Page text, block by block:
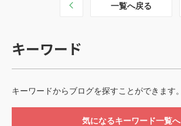
一覧へ戻る
キーワード
キーワードからブログを探すことができます。
気になるキーワード一覧へ